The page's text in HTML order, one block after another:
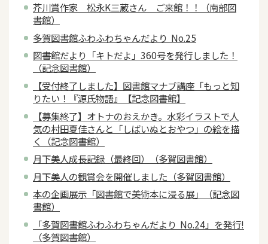
芥川賞作家 松永K三蔵さん ご来館！！（南部図
書館）
多賀図書館ふわふわちゃんだより No.25
図書館だより「キトだよ」360号を発行しました！
（記念図書館）
【受付終了しました】図書館マナブ講座「もっと知
りたい！『源氏物語』【記念図書館】
【募集終了】オトナのおえかき。水彩イラストで人
気の村田夏佳さんと「しばいぬとおやつ」の絵を描
く（記念図書館）
月下美人成長記録（最終回）（多賀図書館）
月下美人の観賞会を開催しました（多賀図書館）
本の企画展示「図書館で美術本に浸る展」（記念図
書館）
「多賀図書館ふわふわちゃんだより No.24」を発行!
（多賀図書館）